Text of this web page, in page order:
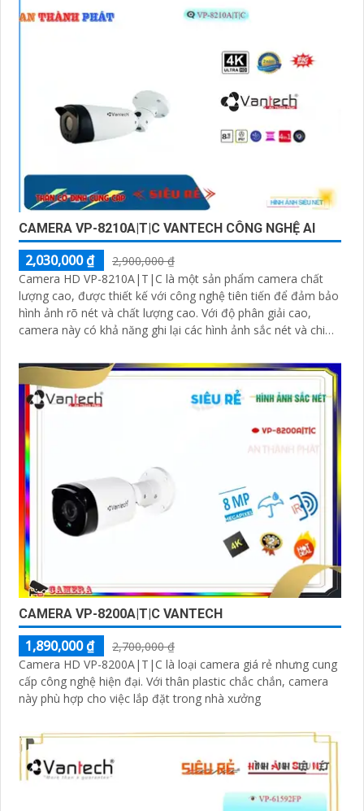
CAMERA VP-8210A|T|C VANTECH CÔNG NGHỆ AI
2,030,000 ₫
2,900,000 ₫
Camera HD VP-8210A|T|C là một sản phẩm camera chất
lượng cao, được thiết kế với công nghệ tiên tiến để đảm bảo
hình ảnh rõ nét và chất lượng cao. Với độ phân giải cao,
camera này có khả năng ghi lại các hình ảnh sắc nét và chi
CAMERA VP-8200A|T|C VANTECH
1,890,000 ₫
2,700,000 ₫
Camera HD VP-8200A|T|C là loại camera giá rẻ nhưng cung
cấp công nghệ hiện đại. Với thân plastic chắc chắn, camera
này phù hợp cho việc lắp đặt trong nhà xưởng